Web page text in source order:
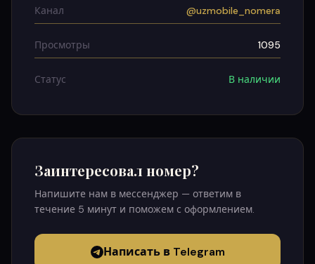
Канал @uzmobile_nomera
Просмотры 1095
Статус В наличии
Заинтересовал номер?
Напишите нам в мессенджер — ответим в
течение 5 минут и поможем с оформлением.
Написать в Telegram